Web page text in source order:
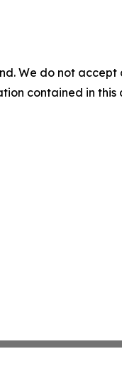
We do not
contained in